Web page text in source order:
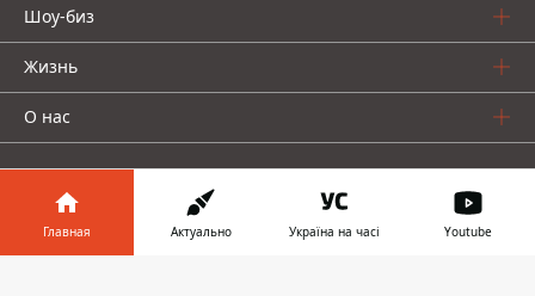
Шоу-биз
Жизнь
О нас
Главная Актуально Україна на часі Youtube